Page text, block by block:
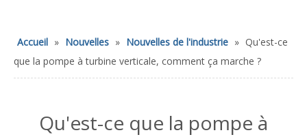
Accueil » Nouvelles » Nouvelles de l'industrie » Qu'est-ce
que la pompe à turbine verticale, comment ça marche ?
Qu'est-ce que la pompe à